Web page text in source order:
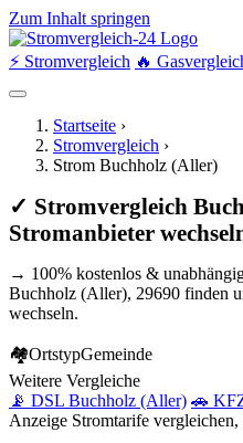
Zum Inhalt springen
⚡ Stromvergleich 🔥
Startseite ›
Stromvergleich ›
Strom Buchholz (Aller)
✓ Stromvergleich
Stromanbieter
→ 100% kostenlos &
Buchholz (Aller), 29690 finden
wechseln.
🏘OrtstypGemeinde
Weitere Vergleiche
📡 DSL Buchholz (Aller) 🚗
Anzeige Stromtarife